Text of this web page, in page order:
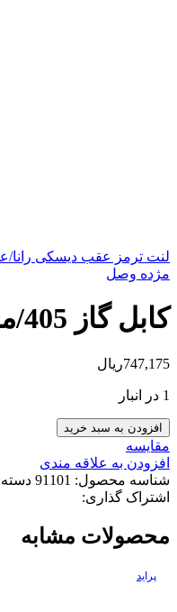
لنت ترمز عقب دیسکی رانا/
مژده وصل
کابل گاز 405/مژده وصل
747,175ریال
1 در انبار
کابل
گاز
مژده
وصل
افزودن به سبد خرید
مقایسه
افزودن به علاقه مندی
شناسه محصول: 91101
اشتراک گذاری:
محصولات مشابه
پراید